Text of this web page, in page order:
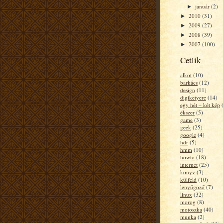
►január(2)
► 2010 (31)
► 2009 (27)
► 2008 (39)
► 2007 (100)
Cetlik
alkot (10)
barkács (12)
design (11)
digiketyere (14)
egy hét – két kép
ékszer (5)
game (3)
geek (25)
google (4)
hdr (5)
hmm (10)
howto (18)
internet (25)
könyv (3)
külfeld (10)
lenyűgöző (7)
linux (32)
morog (8)
motoszka (40)
munka (2)